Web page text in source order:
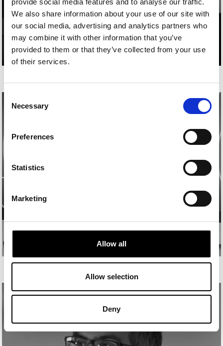
provide social media features and to analyse our traffic.
We also share information about your use of our site with
our social media, advertising and analytics partners who
may combine it with other information that you’ve
provided to them or that they’ve collected from your use
of their services.
Selection
Necessary
Preferences
Statistics
Marketing
Allow all
Allow selection
Deny
ANDREA PELÁEZ